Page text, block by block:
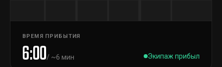
ВРЕМЯ ПРИБЫТИЯ
6:00/ ~6 мин Экипаж прибыл